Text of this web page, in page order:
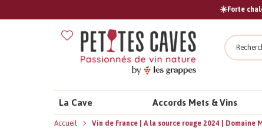
☀️Forte
La Cave Accords Mets & Vins
Accueil
Vin de France | A la source rouge 2024 | Domaine